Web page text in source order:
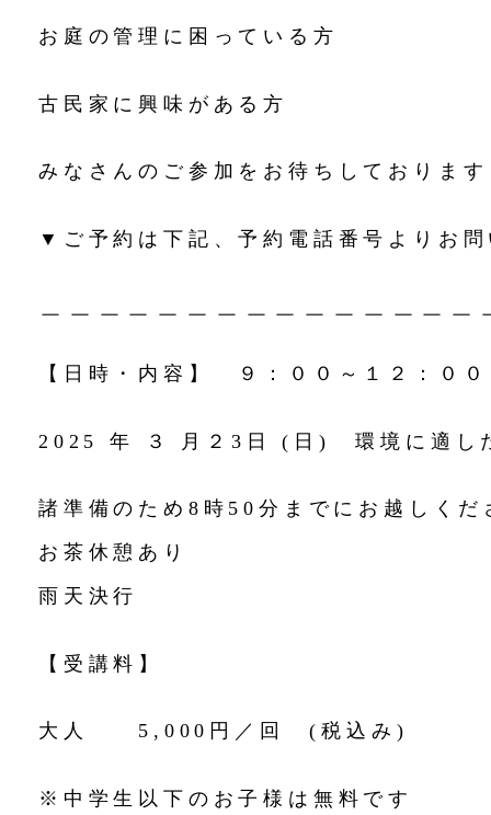
お庭の管理に困っている方
古民家に興味がある方
みなさんのご参加をお待ちしております
▼ご予約は下記、予約電話番号よりお
【日時・内容】 ９：００～１２：
2025 年 ３ 月２3日 (日) 環境に適し
諸準備のため 8時50分まで にお越しくだ
お茶休憩あり
雨天決行
【受講料】
大人 5,000円／回 (税込み)
※中学生以下のお子様は無料です